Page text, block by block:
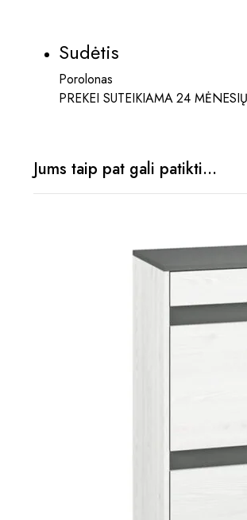
Sudėtis
Porolonas
PREKEI SUTEIKIAMA 24
Jums taip pat gali patikti…